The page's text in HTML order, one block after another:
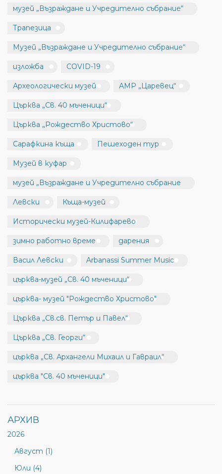
музей „Възраждане и Учредително събрание“
Трапезица
Музей „Възраждане и Учредително събрание“
изложба COVID-19
Археологически музей АМР „Царевец“
Църква „Св. 40 мъченици“
Църква „Рождество Христово“
Сарафкина къща Пешеходен тур
Музей в куфар
музей „Възраждане и Учредително събрание
Левски Къща-музей
Исторически музей-Килифарево
зимно работно време дарения
Васил Левски Arbanassi Summer Music
църква-музей „Св. 40 мъченици“
църква- музей "Рождество Христово"
Църква „Св.св. Петър и Павел“
Църква „Св. Георги“
църква „Св. Архангели Михаил и Гавраил“
църква "Св. 40 мъченици"
АРХИВ
2026
Август (1)
Юли (4)